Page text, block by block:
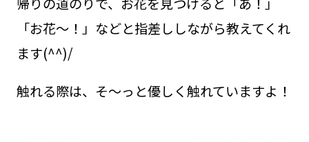
「お花～！」などと指差ししながら教えてくれ
ます(^^)/
触れる際は、そ～っと優しく触れていますよ！